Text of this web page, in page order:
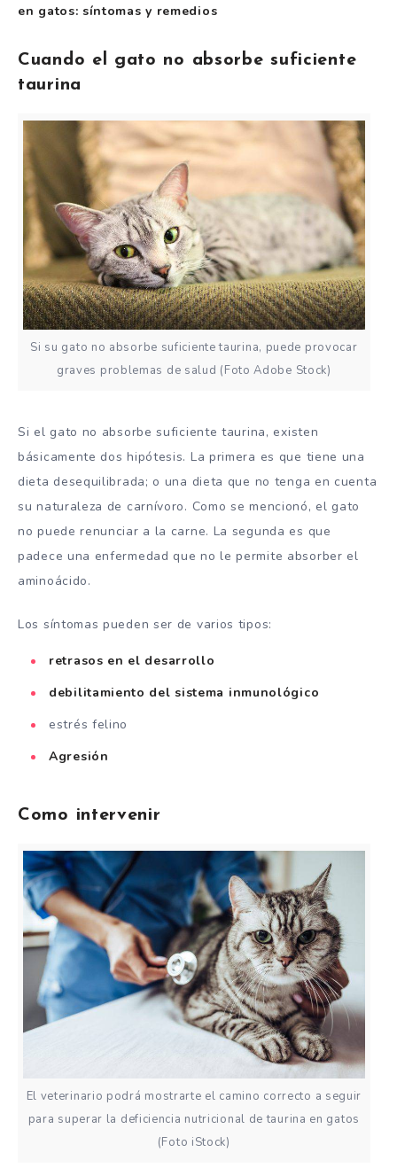
en gatos: síntomas y remedios
Cuando el gato no absorbe suficiente
taurina
Si su gato no absorbe suficiente taurina, puede provocar
graves problemas de salud (Foto Adobe Stock)
Si el gato no absorbe suficiente taurina, existen
básicamente dos hipótesis. La primera es que tiene una
dieta desequilibrada; o una dieta que no tenga en cuenta
su naturaleza de carnívoro. Como se mencionó, el gato
no puede renunciar a la carne. La segunda es que
padece una enfermedad que no le permite absorber el
aminoácido.
Los síntomas pueden ser de varios tipos:
retrasos en el desarrollo
debilitamiento del sistema inmunológico
estrés felino
Agresión
Como intervenir
El veterinario podrá mostrarte el camino correcto a seguir
para superar la deficiencia nutricional de taurina en gatos
(Foto iStock)